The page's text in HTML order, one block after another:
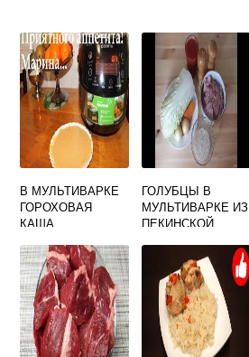
В МУЛЬТИВАРКЕ
ГОРОХОВАЯ
КАША
ГОЛУБЦЫ В
МУЛЬТИВАРКЕ ИЗ
ПЕКИНСКОЙ